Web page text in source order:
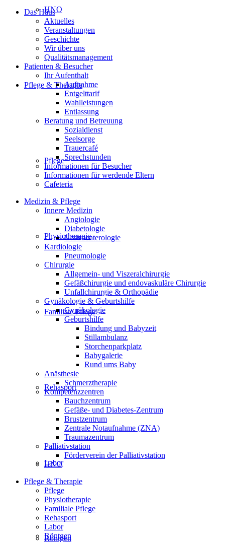
HNO
Pflege & Therapie
Pflege
Physiotherapie
Familiale Pflege
Rehasport
Labor
Röntgen
Das Haus
Aktuelles
Veranstaltungen
Geschichte
Wir über uns
Qualitätsmanagement
Patienten & Besucher
Ihr Aufenthalt
Aufnahme
Entgelttarif
Wahlleistungen
Entlassung
Beratung und Betreuung
Sozialdienst
Seelsorge
Trauercafé
Sprechstunden
Informationen für Besucher
Informationen für werdende Eltern
Cafeteria
Medizin & Pflege
Innere Medizin
Angiologie
Diabetologie
Gastroenterologie
Kardiologie
Pneumologie
Chirurgie
Allgemein- und Viszeralchirurgie
Gefäßchirurgie und endovaskuläre Chirurgie
Unfallchirurgie & Orthopädie
Gynäkologie & Geburtshilfe
Gynäkologie
Geburtshilfe
Bindung und Babyzeit
Stillambulanz
Storchenparkplatz
Babygalerie
Rund ums Baby
Anästhesie
Schmerztherapie
Kompetenzzentren
Bauchzentrum
Gefäße- und Diabetes-Zentrum
Brustzentrum
Zentrale Notaufnahme (ZNA)
Traumazentrum
Palliativstation
Förderverein der Palliativstation
HNO
Pflege & Therapie
Pflege
Physiotherapie
Familiale Pflege
Rehasport
Labor
Röntgen